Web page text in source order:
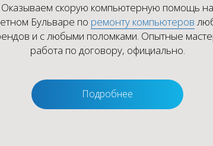
Оказываем скорую компьютерную помощь на
Бульваре по ремонту компьютеров
и с любыми поломками. Опытные
работа по договору, официально.
Подробнее